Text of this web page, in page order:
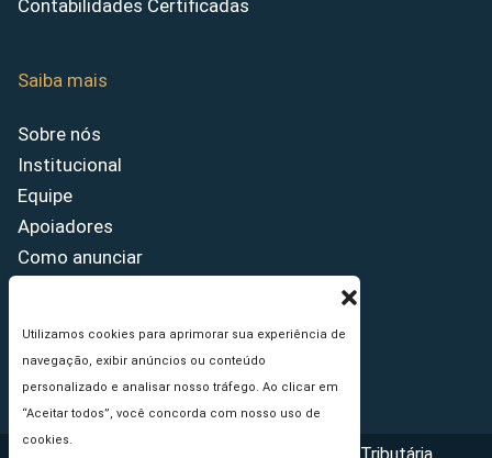
Utilizamos cookies para aprimorar sua experiência de
navegação, exibir anúncios ou conteúdo
personalizado e analisar nosso tráfego. Ao clicar em
“Aceitar todos”, você concorda com nosso uso de
cookies.
Contabilidades Certificadas
Saiba mais
Sobre nós
Institucional
Equipe
Apoiadores
Como anunciar
Princípios Editoriais